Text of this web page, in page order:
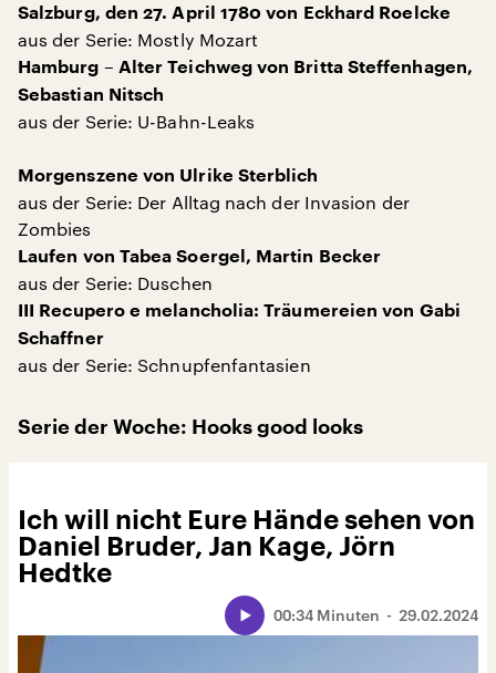
Salzburg, den 27. April 1780 von Eckhard Roelcke
aus der Serie: Mostly Mozart
Hamburg – Alter Teichweg von Britta Steffenhagen,
Sebastian Nitsch
aus der Serie: U-Bahn-Leaks
Morgenszene von Ulrike Sterblich
aus der Serie: Der Alltag nach der Invasion der
Zombies
Laufen von Tabea Soergel, Martin Becker
aus der Serie: Duschen
III Recupero e melancholia: Träumereien von Gabi
Schaffner
aus der Serie: Schnupfenfantasien
Serie der Woche: Hooks good looks
Ich will nicht Eure Hände sehen von
Daniel Bruder, Jan Kage, Jörn
Hedtke
29.02.2024
00:34 Minuten